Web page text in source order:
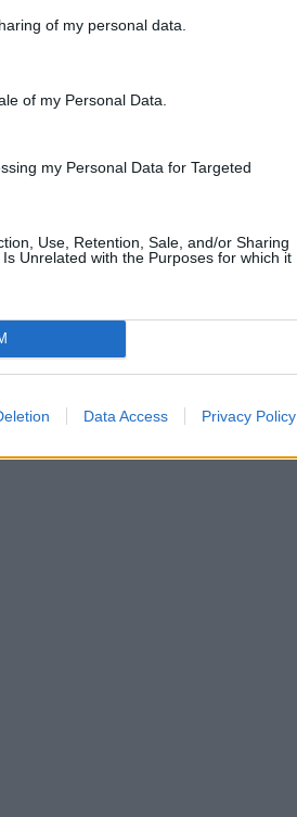
of my personal data.
of my Personal Data.
my Personal Data for Targeted
Use, Retention, Sale, and/or Sharing
Unrelated with the Purposes for which it
Data Access Privacy Policy